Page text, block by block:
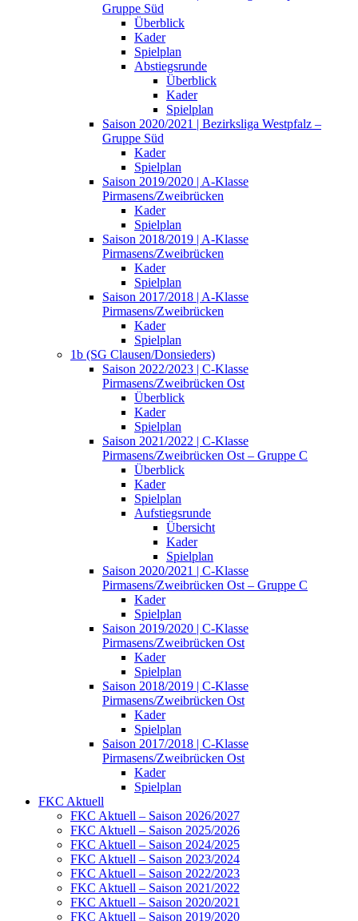
Gruppe Süd
Überblick
Kader
Spielplan
Abstiegsrunde
Überblick
Kader
Spielplan
Saison 2020/2021 | Bezirksliga Westpfalz –
Gruppe Süd
Kader
Spielplan
Saison 2019/2020 | A-Klasse
Pirmasens/Zweibrücken
Kader
Spielplan
Saison 2018/2019 | A-Klasse
Pirmasens/Zweibrücken
Kader
Spielplan
Saison 2017/2018 | A-Klasse
Pirmasens/Zweibrücken
Kader
Spielplan
1b (SG Clausen/Donsieders)
Saison 2022/2023 | C-Klasse
Pirmasens/Zweibrücken Ost
Überblick
Kader
Spielplan
Saison 2021/2022 | C-Klasse
Pirmasens/Zweibrücken Ost – Gruppe C
Überblick
Kader
Spielplan
Aufstiegsrunde
Übersicht
Kader
Spielplan
Saison 2020/2021 | C-Klasse
Pirmasens/Zweibrücken Ost – Gruppe C
Kader
Spielplan
Saison 2019/2020 | C-Klasse
Pirmasens/Zweibrücken Ost
Kader
Spielplan
Saison 2018/2019 | C-Klasse
Pirmasens/Zweibrücken Ost
Kader
Spielplan
Saison 2017/2018 | C-Klasse
Pirmasens/Zweibrücken Ost
Kader
Spielplan
FKC Aktuell
FKC Aktuell – Saison 2026/2027
FKC Aktuell – Saison 2025/2026
FKC Aktuell – Saison 2024/2025
FKC Aktuell – Saison 2023/2024
FKC Aktuell – Saison 2022/2023
FKC Aktuell – Saison 2021/2022
FKC Aktuell – Saison 2020/2021
FKC Aktuell – Saison 2019/2020